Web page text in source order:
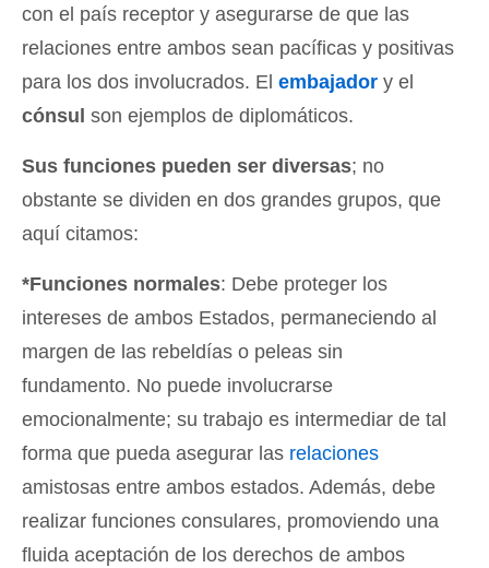
con el país receptor y asegurarse de que las
relaciones entre ambos sean pacíficas y positivas
para los dos involucrados. El embajador y el
cónsul son ejemplos de diplomáticos.
Sus funciones pueden ser diversas; no
obstante se dividen en dos grandes grupos, que
aquí citamos:
*Funciones normales: Debe proteger los
intereses de ambos Estados, permaneciendo al
margen de las rebeldías o peleas sin
fundamento. No puede involucrarse
emocionalmente; su trabajo es intermediar de tal
forma que pueda asegurar las relaciones
amistosas entre ambos estados. Además, debe
realizar funciones consulares, promoviendo una
fluida aceptación de los derechos de ambos